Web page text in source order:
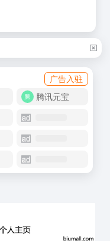
广告入驻
腾讯元宝